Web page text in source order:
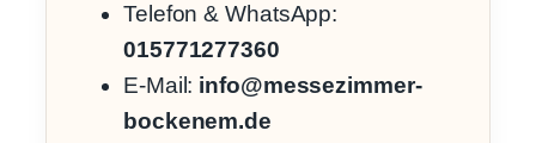
Telefon & WhatsApp:
015771277360
E-Mail: info@messezimmer-
bockenem.de